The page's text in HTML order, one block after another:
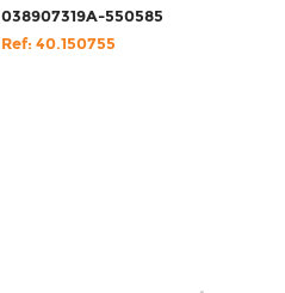
038907319A-550585
Ref: 40.150755